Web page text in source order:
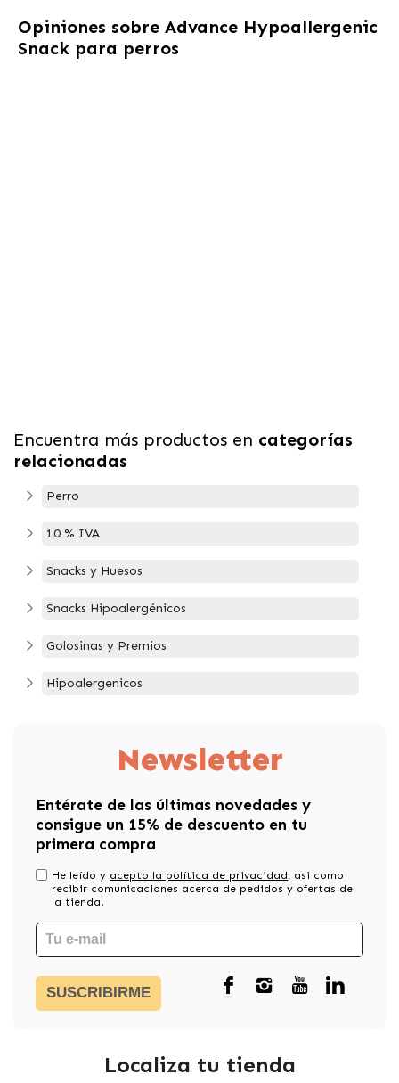
Opiniones sobre Advance Hypoallergenic
Snack para perros
Encuentra más productos en categorías
relacionadas
Perro
10 % IVA
Snacks y Huesos
Snacks Hipoalergénicos
Golosinas y Premios
Hipoalergenicos
Newsletter
Entérate de las últimas novedades y
consigue un 15% de descuento en tu
primera compra
He leído y acepto la política de privacidad, asi como
recibir comunicaciones acerca de pedidos y ofertas de
la tienda.
SUSCRIBIRME
Localiza tu tienda